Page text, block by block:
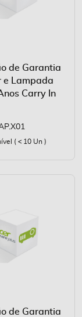
de Garantia
e Lampada
Carry In
( 10 Un )
de Garantia